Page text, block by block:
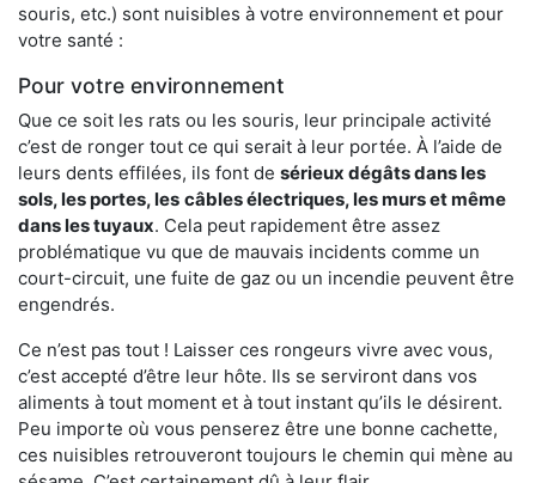
souris, etc.) sont nuisibles à votre environnement et pour
votre santé :
Pour votre environnement
Que ce soit les rats ou les souris, leur principale activité
c’est de ronger tout ce qui serait à leur portée. À l’aide de
leurs dents effilées, ils font de sérieux dégâts dans les
sols, les portes, les câbles électriques, les murs et même
dans les tuyaux. Cela peut rapidement être assez
problématique vu que de mauvais incidents comme un
court-circuit, une fuite de gaz ou un incendie peuvent être
engendrés.
Ce n’est pas tout ! Laisser ces rongeurs vivre avec vous,
c’est accepté d’être leur hôte. Ils se serviront dans vos
aliments à tout moment et à tout instant qu’ils le désirent.
Peu importe où vous penserez être une bonne cachette,
ces nuisibles retrouveront toujours le chemin qui mène au